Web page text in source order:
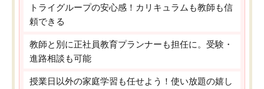
トライグループの安心感！カリキュラムも教師も信
頼できる
教師と別に正社員教育プランナーも担任に。受験・
進路相談も可能
授業日以外の家庭学習も任せよう！使い放題の嬉し